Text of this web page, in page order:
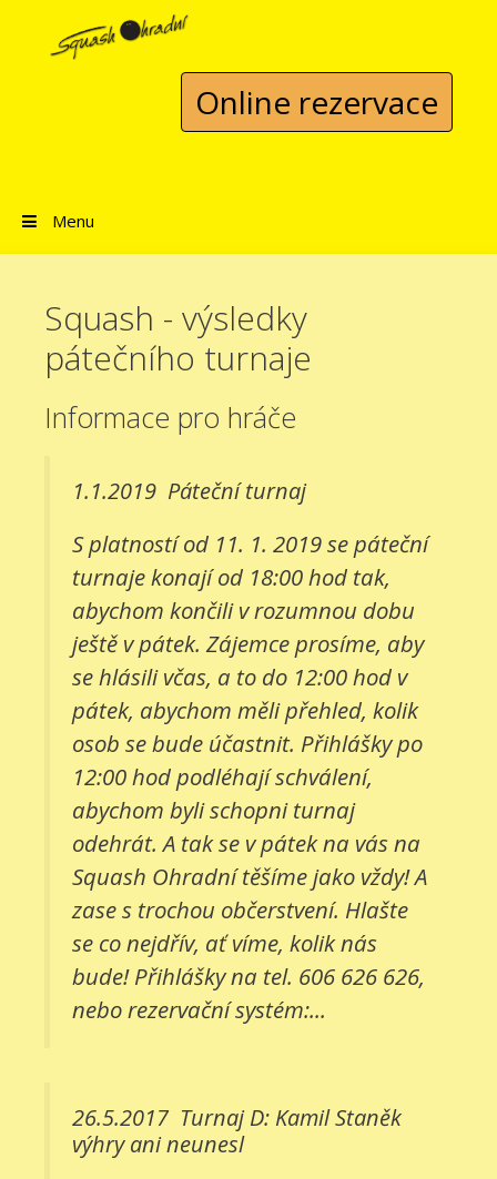
Přeskočit na obsah
Online rezervace
Menu
Squash - výsledky
pátečního turnaje
Informace pro hráče
1.1.2019 Páteční turnaj
S platností od 11. 1. 2019 se páteční
turnaje konají od 18:00 hod tak,
abychom končili v rozumnou dobu
ještě v pátek. Zájemce prosíme, aby
se hlásili včas, a to do 12:00 hod v
pátek, abychom měli přehled, kolik
osob se bude účastnit. Přihlášky po
12:00 hod podléhají schválení,
abychom byli schopni turnaj
odehrát. A tak se v pátek na vás na
Squash Ohradní těšíme jako vždy! A
zase s trochou občerstvení. Hlašte
se co nejdřív, ať víme, kolik nás
bude! Přihlášky na tel. 606 626 626,
nebo rezervační systém:...
26.5.2017 Turnaj D: Kamil Staněk
výhry ani neunesl